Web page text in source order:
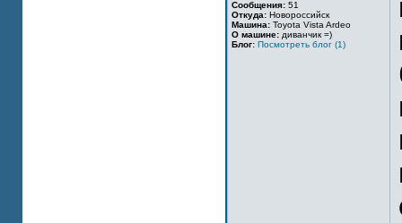
Сообщения: 51
Откуда: Новороссийск
Машина: Toyota Vista Ardeo
О машине: диванчик =)
Блог: Посмотреть блог (1)